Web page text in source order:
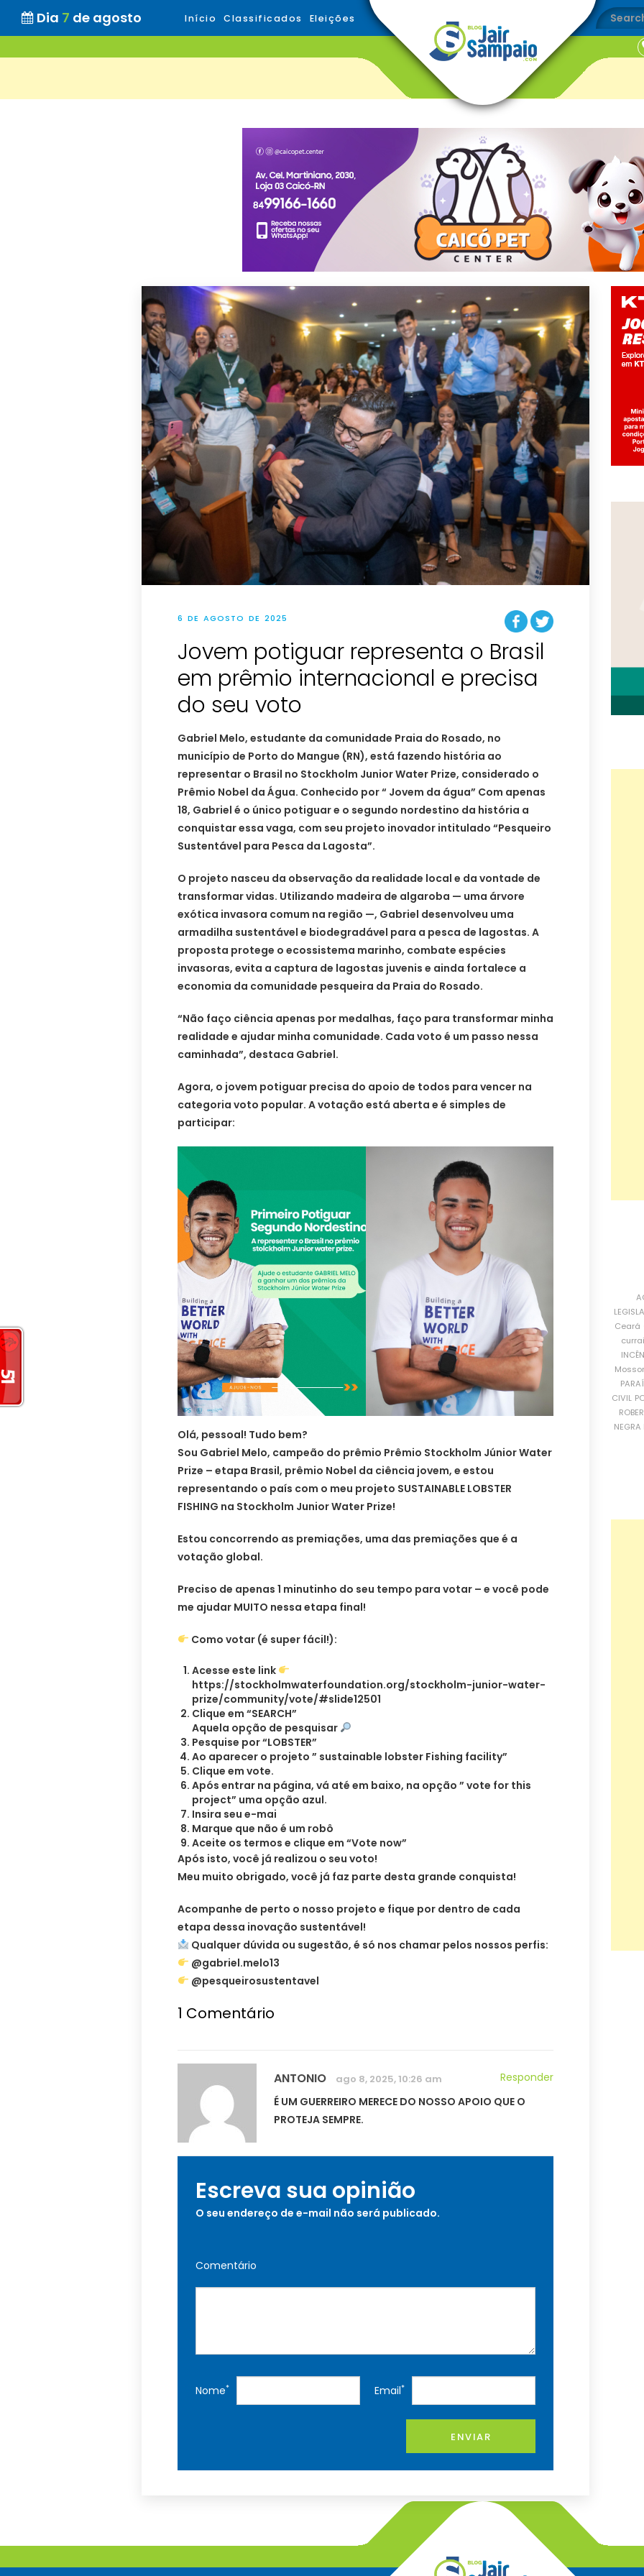
Dia 7 de agosto Início Classificados Eleições
6 DE AGOSTO DE 2025
Jovem potiguar representa o Brasil
em prêmio internacional e precisa
do seu voto
Gabriel Melo, estudante da comunidade Praia do Rosado, no
município de Porto do Mangue (RN), está fazendo história ao
representar o Brasil no Stockholm Junior Water Prize, considerado o
Prêmio Nobel da Água. Conhecido por “ Jovem da água” Com apenas
18, Gabriel é o único potiguar e o segundo nordestino da história a
conquistar essa vaga, com seu projeto inovador intitulado “Pesqueiro
Sustentável para Pesca da Lagosta”.
O projeto nasceu da observação da realidade local e da vontade de
transformar vidas. Utilizando madeira de algaroba — uma árvore
exótica invasora comum na região —, Gabriel desenvolveu uma
armadilha sustentável e biodegradável para a pesca de lagostas. A
proposta protege o ecossistema marinho, combate espécies
invasoras, evita a captura de lagostas juvenis e ainda fortalece a
economia da comunidade pesqueira da Praia do Rosado.
“Não faço ciência apenas por medalhas, faço para transformar minha
realidade e ajudar minha comunidade. Cada voto é um passo nessa
caminhada”, destaca Gabriel.
Agora, o jovem potiguar precisa do apoio de todos para vencer na
categoria voto popular. A votação está aberta e é simples de
participar:
Olá, pessoal! Tudo bem?
Sou Gabriel Melo, campeão do prêmio Prêmio Stockholm Júnior Water
Prize – etapa Brasil, prêmio Nobel da ciência jovem, e estou
representando o país com o meu projeto SUSTAINABLE LOBSTER
FISHING na Stockholm Junior Water Prize!
Estou concorrendo as premiações, uma das premiações que é a
votação global.
Preciso de apenas 1 minutinho do seu tempo para votar – e você pode
me ajudar MUITO nessa etapa final!
Como votar (é super fácil!):
Acesse este link
https://stockholmwaterfoundation.org/stockholm-junior-water-
prize/community/vote/#slide12501
Clique em “SEARCH”
Aquela opção de pesquisar
Pesquise por “LOBSTER”
Ao aparecer o projeto ” sustainable lobster Fishing facility”
Clique em vote.
Após entrar na página, vá até em baixo, na opção ” vote for this
project” uma opção azul.
Insira seu e-mai
Marque que não é um robô
Aceite os termos e clique em “Vote now”
Após isto, você já realizou o seu voto!
Meu muito obrigado, você já faz parte desta grande conquista!
Acompanhe de perto o nosso projeto e fique por dentro de cada
etapa dessa inovação sustentável!
Qualquer dúvida ou sugestão, é só nos chamar pelos nossos perfis:
@gabriel.melo13
@pesqueirosustentavel
1 Comentário
ANTONIO ago 8, 2025, 10:26 am
Responder
É UM GUERREIRO MERECE DO NOSSO APOIO QUE O
PROTEJA SEMPRE.
Escreva sua opinião
O seu endereço de e-mail não será publicado.
Comentário
Nome* Email*
ENVIAR
Ceará
CIVIL
NEGRA